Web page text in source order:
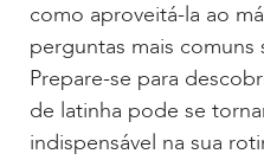
como aproveitá-la ao
perguntas mais comuns
Prepare-se para
de latinha pode se
indispensável na sua